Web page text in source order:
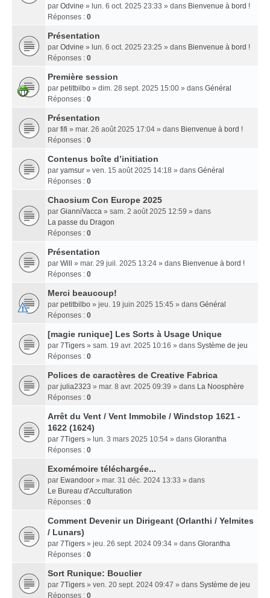
par Odvine » lun. 6 oct. 2025 23:33 » dans Bienvenue à bord !
Réponses : 0
Présentation
par Odvine » lun. 6 oct. 2025 23:25 » dans Bienvenue à bord !
Réponses : 0
Première session
par petitbilbo » dim. 28 sept. 2025 15:00 » dans Général
Réponses : 0
Présentation
par fifi » mar. 26 août 2025 17:04 » dans Bienvenue à bord !
Réponses : 0
Contenus boîte d’initiation
par yamsur » ven. 15 août 2025 14:18 » dans Général
Réponses : 0
Chaosium Con Europe 2025
par GianniVacca » sam. 2 août 2025 12:59 » dans
La passe du Dragon
Réponses : 0
Présentation
par Will » mar. 29 juil. 2025 13:24 » dans Bienvenue à bord !
Réponses : 0
Merci beaucoup!
par petitbilbo » jeu. 19 juin 2025 15:45 » dans Général
Réponses : 0
[magie runique] Les Sorts à Usage Unique
par 7Tigers » sam. 19 avr. 2025 10:16 » dans Système de jeu
Réponses : 0
Polices de caractères de Creative Fabrica
par julia2323 » mar. 8 avr. 2025 09:39 » dans La Noosphère
Réponses : 0
Arrêt du Vent / Vent Immobile / Windstop 1621 -
1622 (1624)
par 7Tigers » lun. 3 mars 2025 10:54 » dans Glorantha
Réponses : 0
Exomémoire téléchargée...
par Ewandoor » mar. 31 déc. 2024 13:33 » dans
Le Bureau d'Acculturation
Réponses : 0
Comment Devenir un Dirigeant (Orlanthi / Yelmites
/ Lunars)
par 7Tigers » jeu. 26 sept. 2024 09:34 » dans Glorantha
Réponses : 0
Sort Runique: Bouclier
par 7Tigers » ven. 20 sept. 2024 09:47 » dans Système de jeu
Réponses : 0